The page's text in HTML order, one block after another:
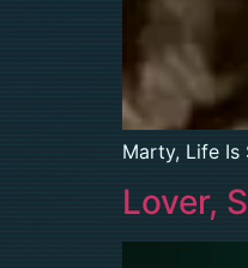
Marty, Life
Lover,